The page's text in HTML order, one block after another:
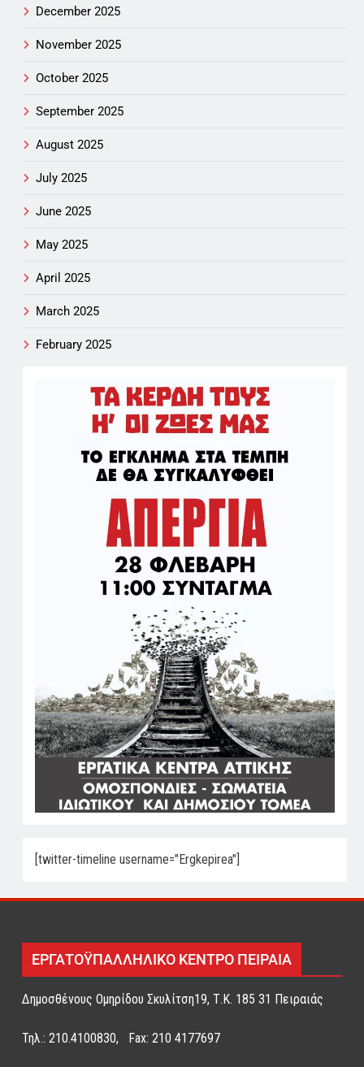
December 2025
November 2025
October 2025
September 2025
August 2025
July 2025
June 2025
May 2025
April 2025
March 2025
February 2025
[twitter-timeline username="Ergkepirea"]
ΕΡΓΑΤΟΫΠΑΛΛΗΛΙΚΟ ΚΕΝΤΡΟ ΠΕΙΡΑΙΑ
Δημοσθένους Ομηρίδου Σκυλίτση19, Τ.Κ. 185 31 Πειραιάς
Τηλ.: 210.4100830, Fax: 210 4177697